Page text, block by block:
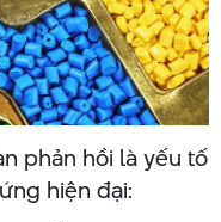
phản hồi là yếu tố
hiện đại: